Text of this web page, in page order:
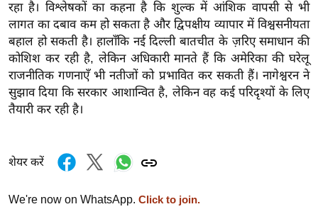
ऑ
टो
व
र्ल्ड
न्यू
ज
म
रं
रहा है। विश्लेषकों का कहना है कि शुल्क में आंशिक वापसी से भी
लागत का दबाव कम हो सकता है और द्विपक्षीय व्यापार में विश्वसनीयता
बहाल हो सकती है। हालाँकि नई दिल्ली बातचीत के ज़रिए समाधान की
कोशिश कर रही है, लेकिन अधिकारी मानते हैं कि अमेरिका की घरेलू
राजनीतिक गणनाएँ भी नतीजों को प्रभावित कर सकती हैं। नागेश्वरन ने
सुझाव दिया कि सरकार आशान्वित है, लेकिन वह कई परिदृश्यों के लिए
तैयारी कर रही है।
शेयर करें
We're now on WhatsApp. Click to join.